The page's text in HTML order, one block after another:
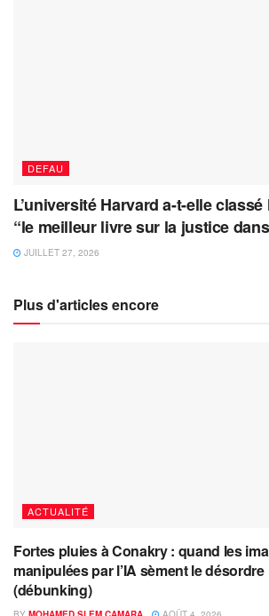
DEFAU
L’université Harvard a-t-elle
“le meilleur livre sur la justice
JUILLET 27, 2026
Plus d'articles encore
ACTUALITÉ
Fortes pluies à Conakry : quand les
manipulées par l’IA sèment le
(débunking)